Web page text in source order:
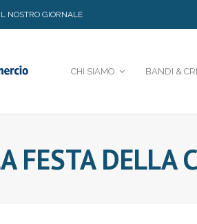
NOSTRO GIORNALE
CHI SIAMO BANDI &
FESTA DELLA